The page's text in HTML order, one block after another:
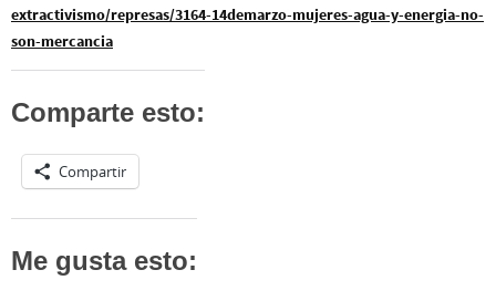
extractivismo/represas/3164-14demarzo-mujeres-agua-y-energia-no-
son-mercancia
Comparte esto:
Compartir
Me gusta esto: